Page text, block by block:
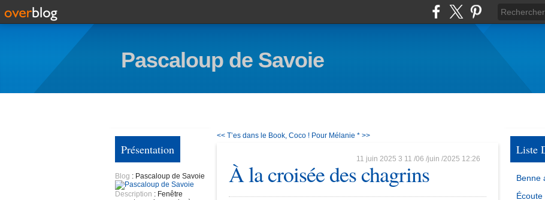
Pascaloup de Savoie
Présentation
Blog : Pascaloup de Savoie
Description : Fenêtre
<< T’es dans le Book, Coco ! Pour Mélanie * >>
11 juin 2025 3 11 /06 /juin /2025 12:26
À la croisée des chagrins
Liste
Benne